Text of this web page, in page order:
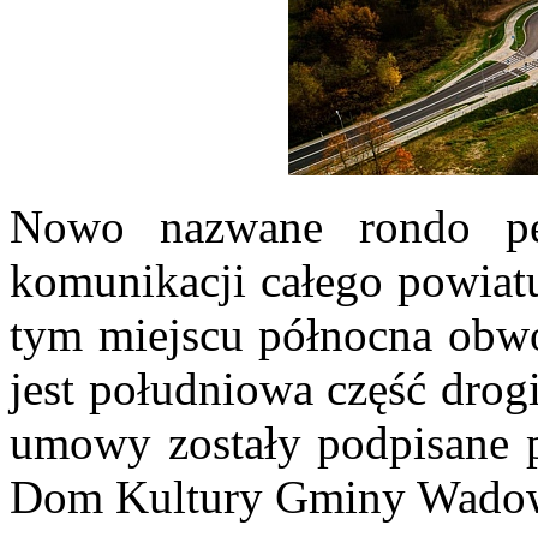
Nowo nazwane rondo
komunikacji całego
tym miejscu północna
jest południowa część
umowy zostały
Dom Kultury Gminy